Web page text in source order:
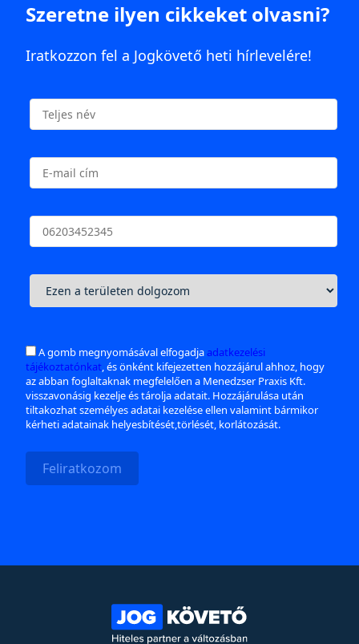
Szeretne ilyen cikkeket olvasni?
Iratkozzon fel a Jogkövető heti hírlevelére!
A gomb megnyomásával elfogadjaadatkezelési
tájékoztatónkat, és önként kifejezetten hozzájárul ahhoz, hogy
az abban foglaltaknak megfelelően a Menedzser Praxis Kft.
visszavonásig kezelje és tárolja adatait. Hozzájárulása után
tiltakozhat személyes adatai kezelése ellen valamint bármikor
kérheti adatainak helyesbítését,törlését, korlátozását.
Feliratkozom